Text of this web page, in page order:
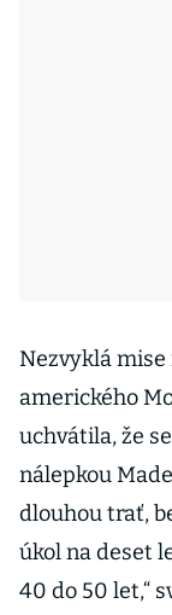
Nezvyklá
amerického
uchvátila, že
nálepkou
dlouhou trať,
úkol na deset
40 do 50 let,“